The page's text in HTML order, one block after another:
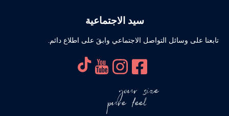
سيد الاجتماعية
تابعنا على وسائل التواصل الاجتماعي وابقَ على اطلاع دائم.
your size
pure feel